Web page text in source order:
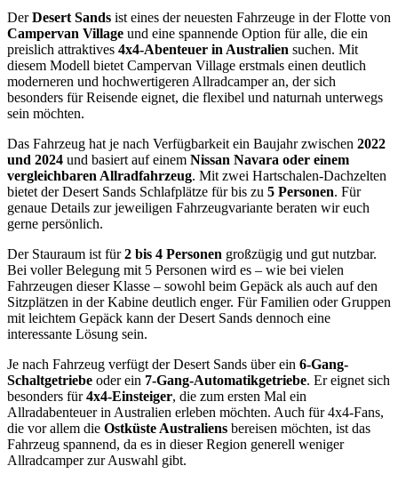
DerDesert Sands ist eines der neuesten Fahrzeuge in der Flotte von
Campervan Village und eine spannende Option für alle, die ein
preislich attraktives 4x4-Abenteuer in Australien suchen. Mit
diesem Modell bietet Campervan Village erstmals einen deutlich
moderneren und hochwertigeren Allradcamper an, der sich
besonders für Reisende eignet, die flexibel und naturnah unterwegs
sein möchten.
Das Fahrzeug hat je nach Verfügbarkeit ein Baujahr zwischen 2022
und 2024 und basiert auf einem Nissan Navara oder einem
vergleichbaren Allradfahrzeug. Mit zwei Hartschalen-Dachzelten
bietet der Desert Sands Schlafplätze für bis zu 5 Personen. Für
genaue Details zur jeweiligen Fahrzeugvariante beraten wir euch
gerne persönlich.
Der Stauraum ist für2 bis 4 Personen großzügig und gut nutzbar.
Bei voller Belegung mit 5 Personen wird es – wie bei vielen
Fahrzeugen dieser Klasse – sowohl beim Gepäck als auch auf den
Sitzplätzen in der Kabine deutlich enger. Für Familien oder Gruppen
mit leichtem Gepäck kann der Desert Sands dennoch eine
interessante Lösung sein.
Je nach Fahrzeug verfügt der Desert Sands über ein 6-Gang-
Schaltgetriebe oder ein 7-Gang-Automatikgetriebe. Er eignet sich
besonders für4x4-Einsteiger, die zum ersten Mal ein
Allradabenteuer in Australien erleben möchten. Auch für 4x4-Fans,
die vor allem die Ostküste Australiens bereisen möchten, ist das
Fahrzeug spannend, da es in dieser Region generell weniger
Allradcamper zur Auswahl gibt.